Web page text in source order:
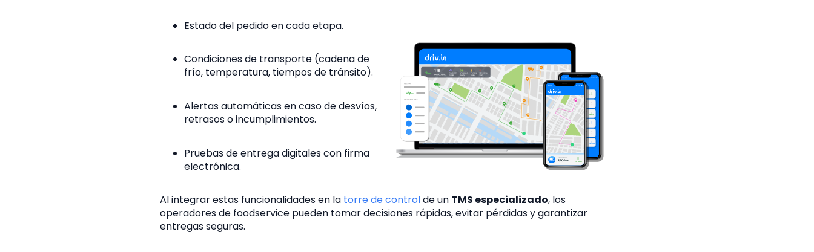
Estado del pedido en cada etapa.
Condiciones de transporte (cadena de
frío, temperatura, tiempos de tránsito).
Alertas automáticas en caso de desvíos,
retrasos o incumplimientos.
Pruebas de entrega digitales con firma
electrónica.
Al integrar estas funcionalidades en la torre de controlde un TMS especializado, los
operadores de foodservice pueden tomar decisiones rápidas, evitar pérdidas y garantizar
entregas seguras.